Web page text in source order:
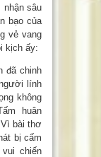
nhận sâu
bạo của
vẻ vang
kịch ấy:
đã chinh
lính
không
huân
bài thơ
bị cấm
chiến